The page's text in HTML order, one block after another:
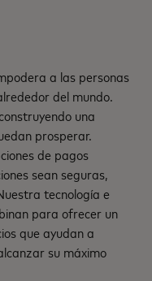
a las personas
del mundo.
una
prosperar.
de pagos
sean seguras,
tecnología e
para ofrecer un
que ayudan a
su máximo